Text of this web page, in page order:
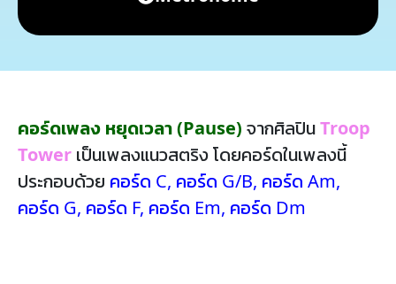
คอร์ดเพลง หยุดเวลา (Pause) จากศิลปินTroop
Tower เป็นเพลงแนวสตริง โดยคอร์ดในเพลงนี้
ประกอบด้วย คอร์ด C, คอร์ด G/B, คอร์ด Am,
คอร์ด G, คอร์ด F, คอร์ด Em, คอร์ด Dm